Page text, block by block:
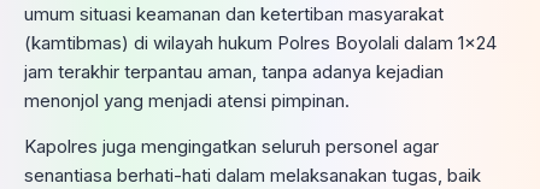
umum situasi keamanan dan ketertiban masyarakat
(kamtibmas) di wilayah hukum Polres Boyolali dalam 1×24
jam terakhir terpantau aman, tanpa adanya kejadian
menonjol yang menjadi atensi pimpinan.
Kapolres juga mengingatkan seluruh personel agar
senantiasa berhati-hati dalam melaksanakan tugas, baik